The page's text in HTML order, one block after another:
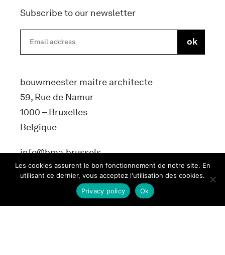
Subscribe to our newsletter
bouwmeester maitre architecte
59, Rue de Namur
1000 – Bruxelles
Belgique
info@bma.brussels
Les cookies assurent le bon fonctionnement de notre site. En
utilisant ce dernier, vous acceptez l'utilisation des cookies.
Ok
Privacy policy